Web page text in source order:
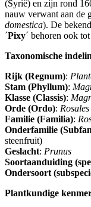
(Syrië) en zijn rond
nauw verwant aan de
domestica). De
´Pixy´ behoren ook
Taxonomische
Rijk (Regnum):
Stam (Phyllum):
Klasse (Classis):
Orde (Ordo): Rosales
Familie (Familia):
Onderfamilie
steenfruit)
Geslacht: Prunus
Soortaanduiding
Ondersoort
Plantkundige